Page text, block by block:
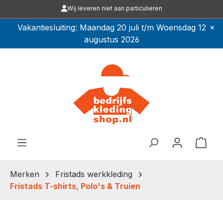
Ga naar de hoofdinhoudWij leveren niet aan particulieren
Vakantiesluiting: Maandag 20 juli t/m Woensdag 12
augustus 2026
×
Merken
Fristads werkkleding
Fristads T-shirts, Polo's & Truien